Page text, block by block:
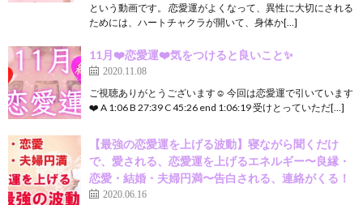
という動画です。 恋愛運がよくなって、異性に大切にされる
ためには、ハートチャクラが開いて、身体か[…]
11月❤️恋愛運❤️気をつけると良いこと✨
2020.11.08
ご視聴ありがとうございます☺️ 今回は恋愛運で引いています
❤️ A 1:06 B 27:39 C 45:26 end 1:06:19 受けとっていただ[…]
【最強の恋愛運を上げる波動】寝ながら聞くだけ
で、愛される、恋愛運を上げるエネルギー〜良縁・
恋愛・結婚・夫婦円満〜告白される、連絡がくる！
2020.06.16